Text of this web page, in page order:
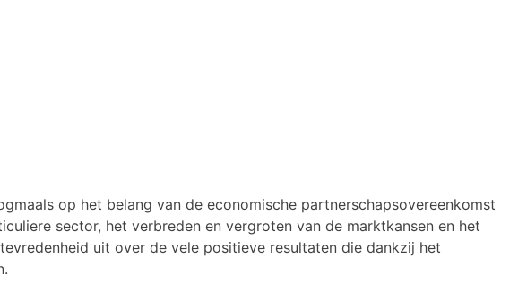
op het belang van de economische partnerschapsovereenkomst
sector, het verbreden en vergroten van de marktkansen en het
uit over de vele positieve resultaten die dankzij het